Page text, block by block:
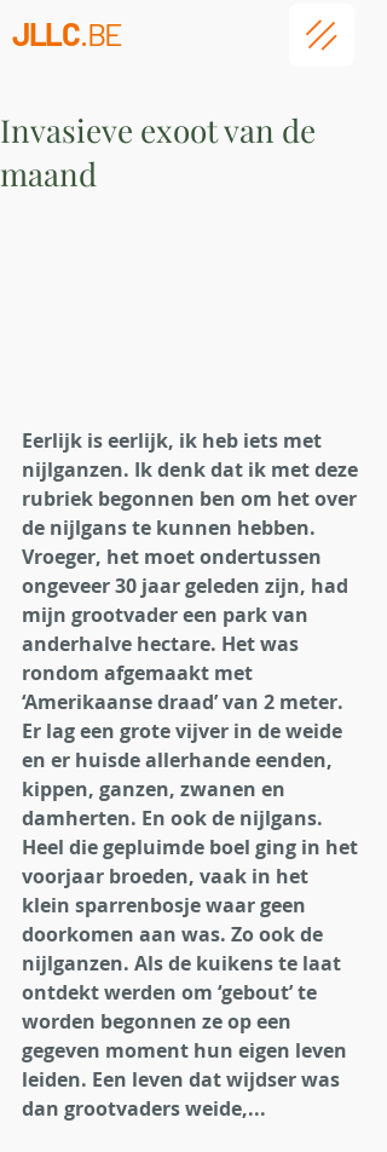
JLLC.BE
Invasieve exoot van de
maand
Eerlijk is eerlijk, ik heb iets met
nijlganzen. Ik denk dat ik met deze
rubriek begonnen ben om het over
de nijlgans te kunnen hebben.
Vroeger, het moet ondertussen
ongeveer 30 jaar geleden zijn, had
mijn grootvader een park van
anderhalve hectare. Het was
rondom afgemaakt met
‘Amerikaanse draad’ van 2 meter.
Er lag een grote vijver in de weide
en er huisde allerhande eenden,
kippen, ganzen, zwanen en
damherten. En ook de nijlgans.
Heel die gepluimde boel ging in het
voorjaar broeden, vaak in het
klein sparrenbosje waar geen
doorkomen aan was. Zo ook de
nijlganzen. Als de kuikens te laat
ontdekt werden om ‘gebout’ te
worden begonnen ze op een
gegeven moment hun eigen leven
leiden. Een leven dat wijdser was
dan grootvaders weide,...